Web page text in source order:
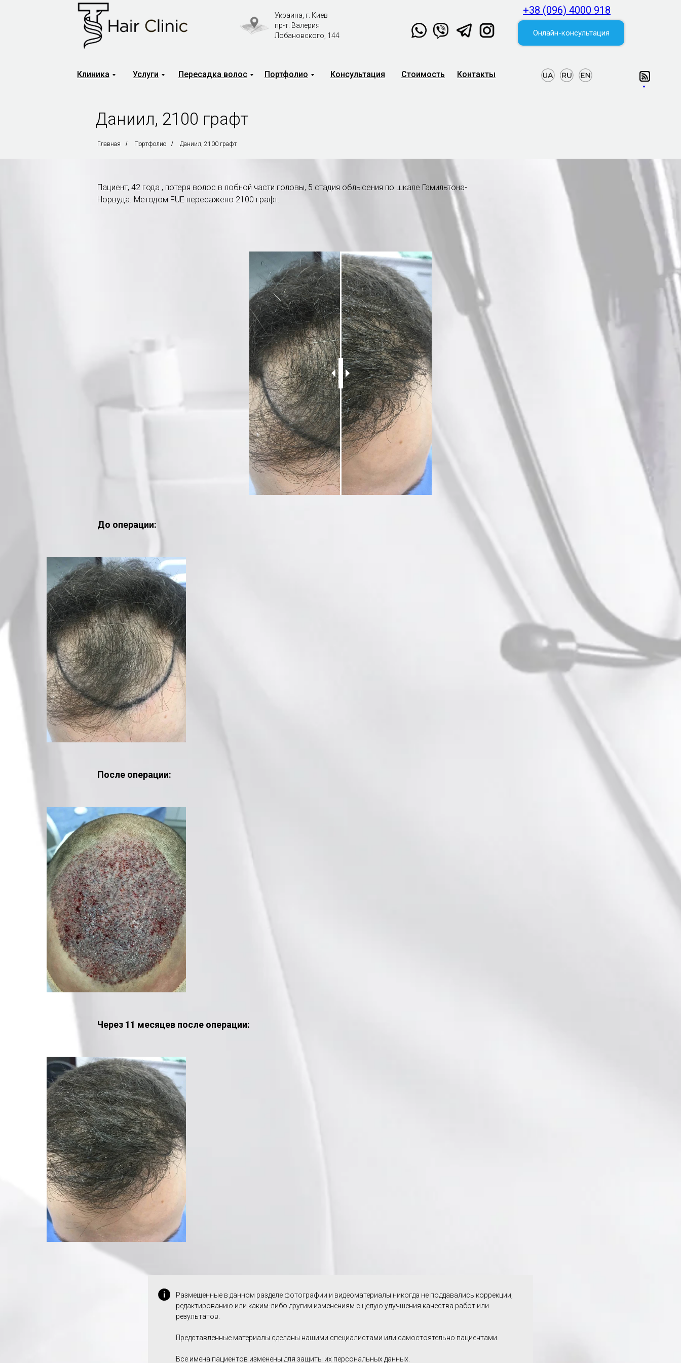
+38 (096) 4000 918
Украина, г. Киев
пр-т. Валерия
Лобановского, 144
Онлайн-консультация
Клиника Услуги Консультация
Пересадка волос Портфолио Стоимость Контакты
Даниил, 2100 графт
Главная / Портфолио / Даниил, 2100 графт
Пациент, 42 года , потеря волос в лобной части головы, 5 стадия облысения по шкале Гамильтона-
Норвуда. Методом FUE пересажено 2100 графт.
До операции:
После операции:
Через 11 месяцев после операции:
Размещенные в данном разделе фотографии и видеоматериалы никогда не поддавались коррекции,
редактированию или каким-либо другим изменениям с целую улучшения качества работ или
результатов.
Представленные материалы сделаны нашими специалистами или самостоятельно пациентами.
Все имена пациентов изменены для защиты их персональных данных.